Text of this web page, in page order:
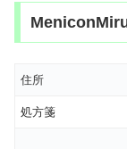
住所
処方箋